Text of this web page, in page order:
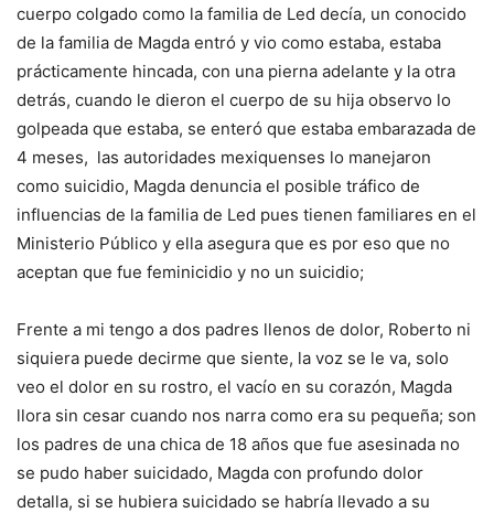
cuerpo colgado como la familia de Led decía, un conocido
de la familia de Magda entró y vio como estaba, estaba
prácticamente hincada, con una pierna adelante y la otra
detrás, cuando le dieron el cuerpo de su hija observo lo
golpeada que estaba, se enteró que estaba embarazada de
4 meses, las autoridades mexiquenses lo manejaron
como suicidio, Magda denuncia el posible tráfico de
influencias de la familia de Led pues tienen familiares en el
Ministerio Público y ella asegura que es por eso que no
aceptan que fue feminicidio y no un suicidio;
Frente a mi tengo a dos padres llenos de dolor, Roberto ni
siquiera puede decirme que siente, la voz se le va, solo
veo el dolor en su rostro, el vacío en su corazón, Magda
llora sin cesar cuando nos narra como era su pequeña; son
los padres de una chica de 18 años que fue asesinada no
se pudo haber suicidado, Magda con profundo dolor
detalla, si se hubiera suicidado se habría llevado a su